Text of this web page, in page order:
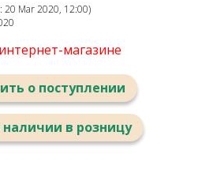
Mar 2020, 12:00)
магазине
о поступлении
наличии в розницу